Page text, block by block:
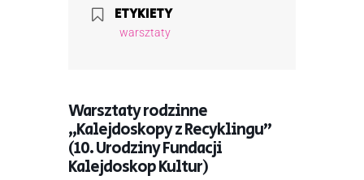
ETYKIETY
warsztaty
Warsztaty rodzinne
„Kalejdoskopy z Recyklingu”
(10. Urodziny Fundacji
Kalejdoskop Kultur)